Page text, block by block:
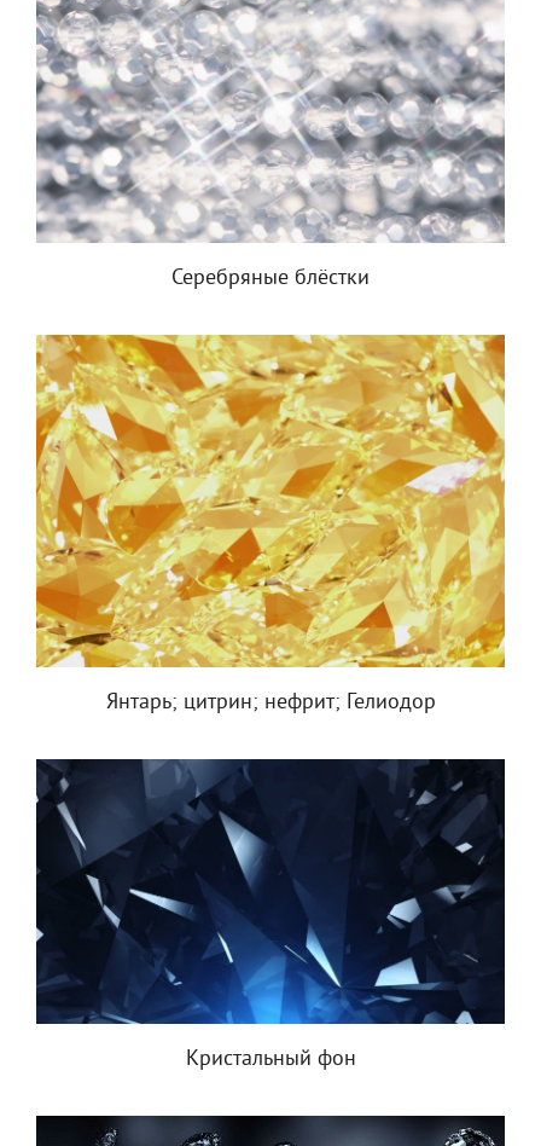
Серебряные блёстки
Янтарь; цитрин; нефрит; Гелиодор
Кристальный фон